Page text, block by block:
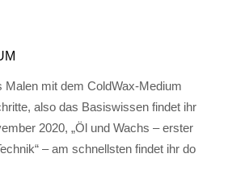
Malen mit dem ColdWax-Medium
also das Basiswissen findet ihr
2020, „Öl und Wachs – erster
– am schnellsten findet ihr do